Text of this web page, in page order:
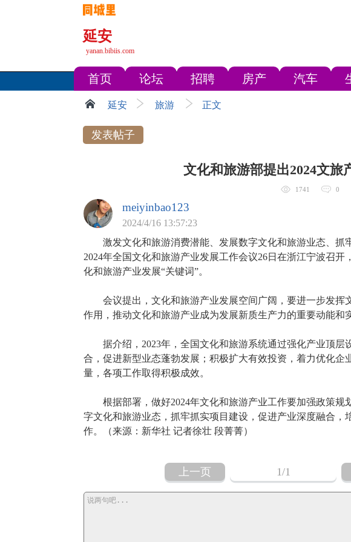
延安
yanan.bibiis.com
首页 论坛 招聘 房产 汽车
延安 旅游 正文
发表帖子
文化和旅游部提出2024文旅
1741 0
meiyinbao123
2024/4/16 13:57:23
激发文化和旅游消费潜能、发展数字文化和旅游业态、抓
2024年全国文化和旅游产业发展工作会议26日在浙江宁波召
化和旅游产业发展“关键词”。
会议提出，文化和旅游产业发展空间广阔，要进一步发挥
作用，推动文化和旅游产业成为发展新质生产力的重要动能和
据介绍，2023年，全国文化和旅游系统通过强化产业顶层
合，促进新型业态蓬勃发展；积极扩大有效投资，着力优化企
量，各项工作取得积极成效。
根据部署，做好2024年文化和旅游产业工作要加强政策规
字文化和旅游业态，抓牢抓实项目建设，促进产业深度融合，
作。（来源：新华社 记者徐壮 段菁菁）
上一页 1/1